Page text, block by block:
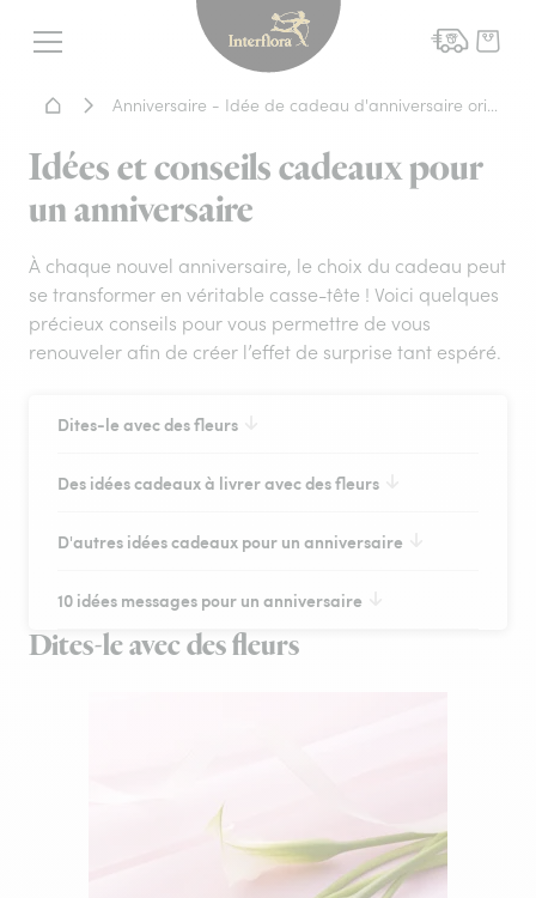
Menu
Interflora - livraison
Accueil - Livraison fleurs
Idées et conseils cadeaux pour
un anniversaire
À chaque nouvel anniversaire, le choix du cadeau peut
se transformer en véritable casse-tête ! Voici quelques
précieux conseils pour vous permettre de vous
renouveler afin de créer l’effet de surprise tant espéré.
Dites-le avec des fleurs
Des idées cadeaux à livrer avec des fleurs
D'autres idées cadeaux pour un anniversaire
10 idées messages pour un anniversaire
Dites-le avec des fleurs